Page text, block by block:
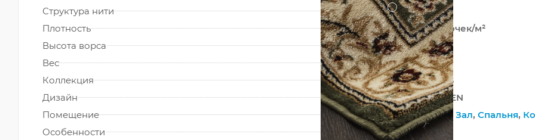
Структура нити
?
Хит-сет
Плотность
281 600 точек/м²
Высота ворса
8 мм
Вес
1615 г/м²
Коллекция
OLYMPOS
Дизайн
d071 GREEN
Помещение
Гостиная , Зал, Спальня,
Особенности
На пол